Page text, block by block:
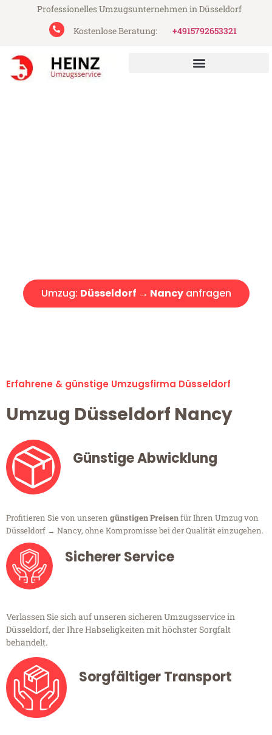
Professionelles Umzugsunternehmen in Düsseldorf
Kostenlose Beratung:
+4915792653321
Umzug: Düsseldorf → Nancyanfragen
Erfahrene & günstige Umzugsfirma Düsseldorf
Umzug Düsseldorf Nancy
Günstige Abwicklung
Profitieren Sie von unseren günstigen Preisenfür Ihren Umzug von
Düsseldorf → Nancy, ohne Kompromisse bei der Qualität einzugehen.
Sicherer Service
Verlassen Sie sich auf unseren sicheren Umzugsservice in
Düsseldorf, der Ihre Habseligkeiten mit höchster Sorgfalt
behandelt.
Sorgfältiger Transport